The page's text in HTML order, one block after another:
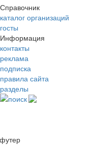
Справочник
каталог организаций
госты
Информация
контакты
реклама
подписка
правила сайта
разделы
поиск
футер